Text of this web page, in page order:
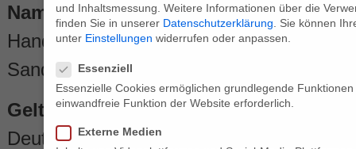
Name und Sitz des Versicherers:
Handwerkskammer Aachen
Sandkaulbach 17 – 21, 52062 Aachen
Geltungsraum der Versicherung:
Deutschland
und Inhaltsmessung. Weitere Informationen über die
finden Sie in unserer Datenschutzerklärung
Sie können
unter Einstellungen widerrufen oder anpassen.
Essenziell
Essenzielle Cookies ermöglichen grundlegende
einwandfreie Funktion der Website erforderlich.
Externe Medien